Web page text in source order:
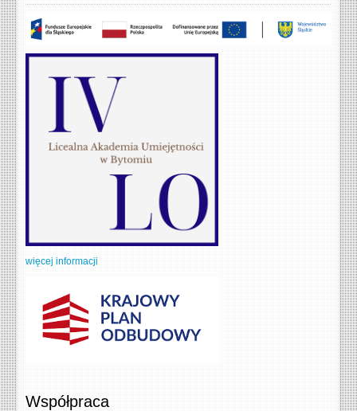
więcej informacji
Współpraca